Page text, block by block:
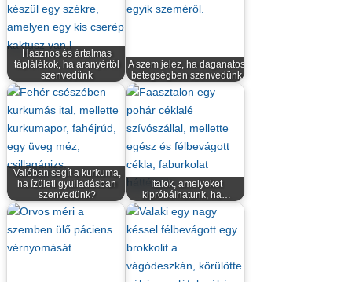
Hasznos és ártalmas
táplálékok, ha aranyértől
szenvedünk
A szem jelez, ha daganatos
betegségben szenvedünk
Valóban segít a kurkuma,
ha ízületi gyulladásban
szenvedünk?
Italok, amelyeket
kipróbálhatunk, ha…